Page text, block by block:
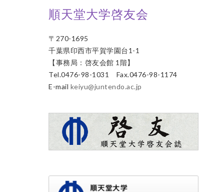
順天堂大学啓友会
〒270-1695
千葉県印西市平賀学園台1-1
【事務局：啓友会館 1階】
Tel.0476-98-1031 Fax.0476-98-1174
E-mail keiyu@juntendo.ac.jp